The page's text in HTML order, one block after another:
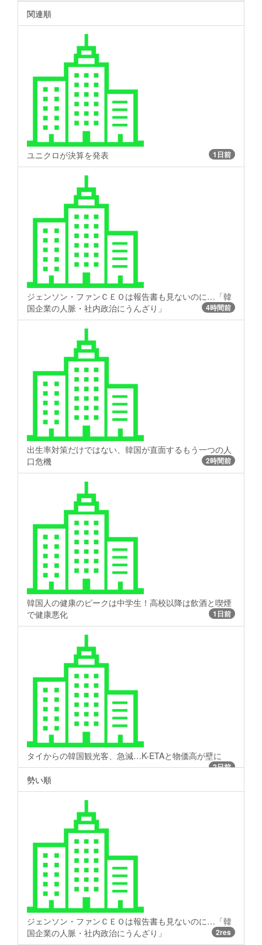
関連順
ユニクロが決算を発表 1日前
ジェンソン・ファンＣＥＯは報告書も見ないのに…「韓
国企業の人脈・社内政治にうんざり」
4時間前
出生率対策だけではない、韓国が直面するもう一つの人
口危機
2時間前
韓国人の健康のピークは中学生！高校以降は飲酒と喫煙
で健康悪化
1日前
タイからの韓国観光客、急減…K-ETAと物価高が壁に
2日前
勢い順
ジェンソン・ファンＣＥＯは報告書も見ないのに…「韓
国企業の人脈・社内政治にうんざり」
2res